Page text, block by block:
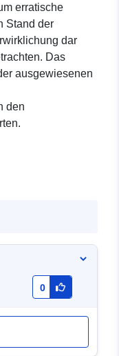
erratische
Stand der
dar
Das
ausgewiesenen
den
0